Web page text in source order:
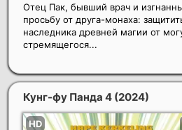
Отец Пак, бывший врач и
просьбу от друга-монаха:
наследника древней магии от
стремящегося...
Кунг-фу Панда 4 (2024)